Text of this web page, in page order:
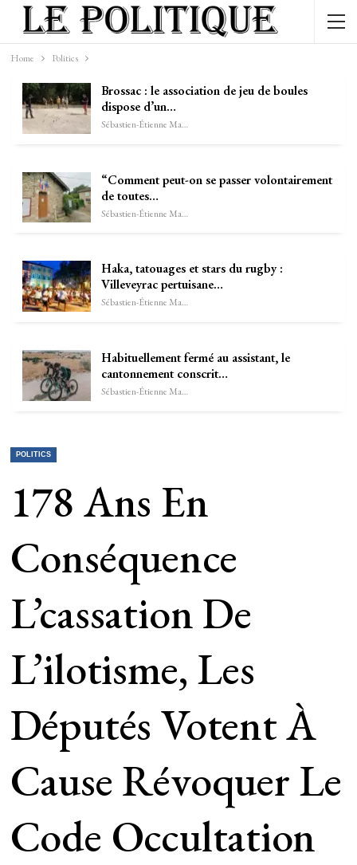
Home Politics
Brossac : le association de jeu de boules
dispose d’un…
Sébastien-Étienne Marechal
“Comment peut-on se passer volontairement
de toutes…
Sébastien-Étienne Marechal
Haka, tatouages et stars du rugby :
Villeveyrac pertuisane…
Sébastien-Étienne Marechal
Habituellement fermé au assistant, le
cantonnement conscrit…
Sébastien-Étienne Marechal
POLITICS
178 Ans En
Conséquence
L’cassation De
L’ilotisme, Les
Députés Votent À
Cause Révoquer Le
Code Occultation